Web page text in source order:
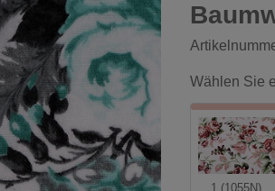
Wählen Sie
1 (1055N)